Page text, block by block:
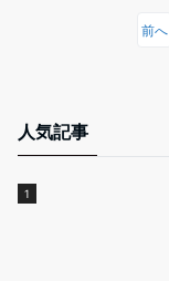
前へ
人気記事